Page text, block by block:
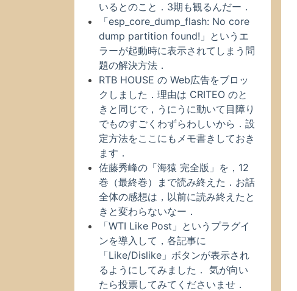
いるとのこと．3期も観るんだー．
「esp_core_dump_flash: No core
dump partition found!」というエ
ラーが起動時に表示されてしまう問
題の解決方法．
RTB HOUSE の Web広告をブロッ
クしました．理由は CRITEO のと
きと同じで，うにうに動いて目障り
でものすごくわずらわしいから．設
定方法をここにもメモ書きしておき
ます．
佐藤秀峰の「海猿 完全版」を，12
巻（最終巻）まで読み終えた．お話
全体の感想は，以前に読み終えたと
きと変わらないなー．
「WTI Like Post」というプラグイ
ンを導入して，各記事に
「Like/Dislike」ボタンが表示され
るようにしてみました． 気が向い
たら投票してみてくださいませ．